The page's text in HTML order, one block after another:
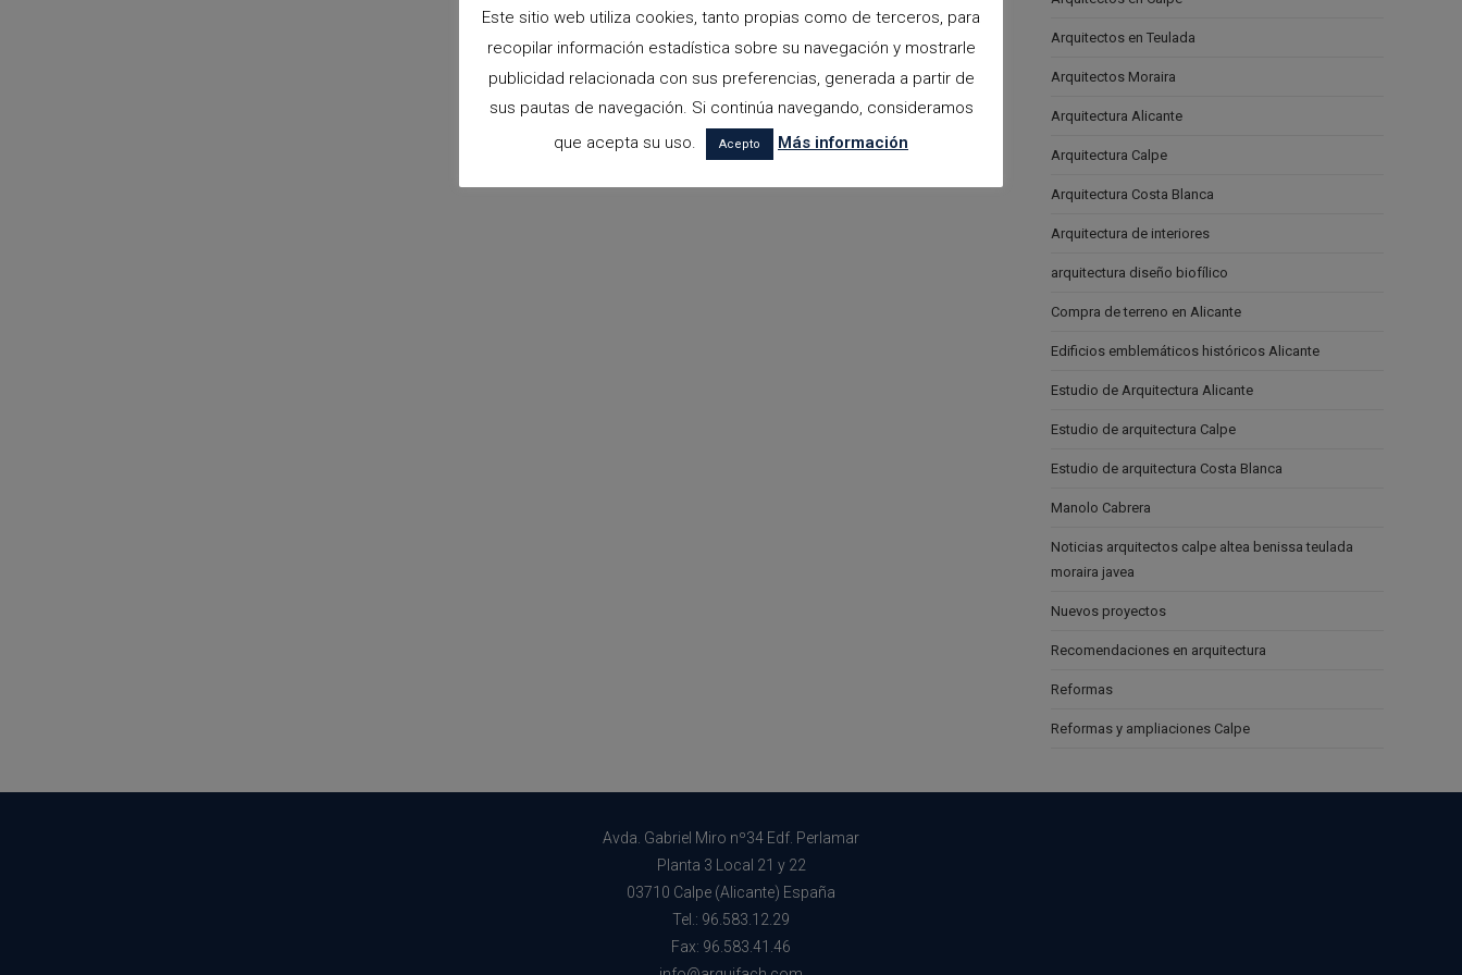
Arquitectos en Teulada
Arquitectos Moraira
Arquitectura Alicante
Arquitectura Calpe
Arquitectura Costa Blanca
Arquitectura de interiores
arquitectura diseño biofílico
Compra de terreno en Alicante
Edificios emblemáticos históricos Alicante
Estudio de Arquitectura Alicante
Estudio de arquitectura Calpe
Estudio de arquitectura Costa Blanca
Manolo Cabrera
Noticias arquitectos calpe altea benissa teulada
moraira javea
Nuevos proyectos
Recomendaciones en arquitectura
Reformas
Reformas y ampliaciones Calpe
Avda. Gabriel Miro nº34 Edf. Perlamar
Planta 3 Local 21 y 22
03710 Calpe (Alicante) España
Tel.: 96.583.12.29
Fax: 96.583.41.46
Este sitio web utiliza cookies, tanto propias como de terceros, para
recopilar información estadística sobre su navegación y mostrarle
publicidad relacionada con sus preferencias, generada a partir de
sus pautas de navegación. Si continúa navegando, consideramos
que acepta su uso.
Acepto Más información